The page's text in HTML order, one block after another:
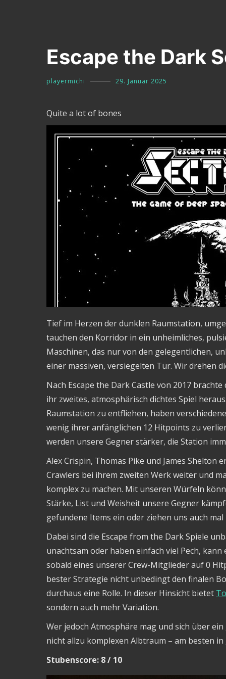
Escape the Dark
playermichi 29. Januar 2025
Quite a lot of bones
Tief im Herzen der dunklen Raumstation,
tauchen den Korridor in ein unheimliches,
Maschinen, das nur von den gelegentlichen,
einer massiven, versiegelten Tür. Wir drehen
Nach Escape the Dark Castle von 2017
ihr zweites, atmosphärisch dichtes Spiel
Raumstation zu entfliehen, haben
wenig ihrer anfänglichen 12 Hitpoints zu
werden unsere Gegner stärker, die Station
Alex Crispin, Thomas Pike und James
Crawlers bei ihrem zweiten Werk weiter und
komplex zu machen. Mit unseren Würfeln
Stärke, List und Weisheit unsere Gegner
gefundene Items ein oder ziehen uns auch mal
Dabei sind die Escape from the Dark Spiele
unachtsam oder haben einfach viel Pech,
sobald eines unserer Crew-Mitglieder auf 0
bester Strategie nicht unbedingt den finalen
durchaus eine Rolle. In dieser Hinsicht bietet
sondern auch mehr Variation.
Wer jedoch Atmosphäre mag und sich über
nicht allzu komplexen Albtraum – am besten
Stubenscore: 8 / 10